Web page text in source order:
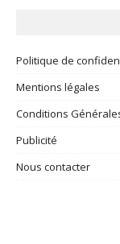
Politique de
Mentions légales
Conditions
Publicité
Nous contacter